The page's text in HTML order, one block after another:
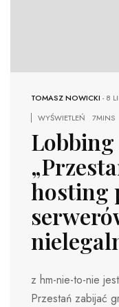
TOMASZ NOWICKI -8
WYŚWIETLEŃ
7MINS
Lobbing
hosting
z hm-nie-to-nie
Przestań zabijać